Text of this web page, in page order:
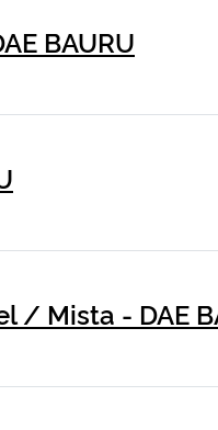
BAURU
/ Mista - DAE